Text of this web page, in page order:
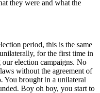
they were and what the
period, this is the same
for the first time in
election campaigns. No
without the agreement of
You brought in a unilateral
Boy oh boy, you start to